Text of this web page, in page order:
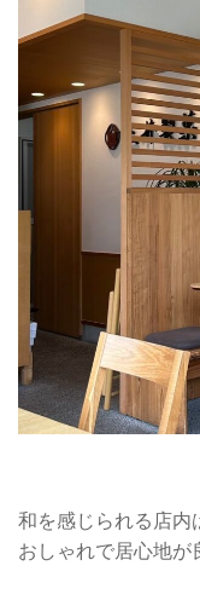
和を感じられる店内
おしゃれで居心地が